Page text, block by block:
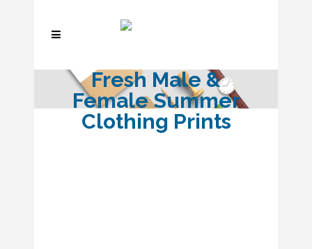
Fresh Male &
Female Summer
Clothing Prints